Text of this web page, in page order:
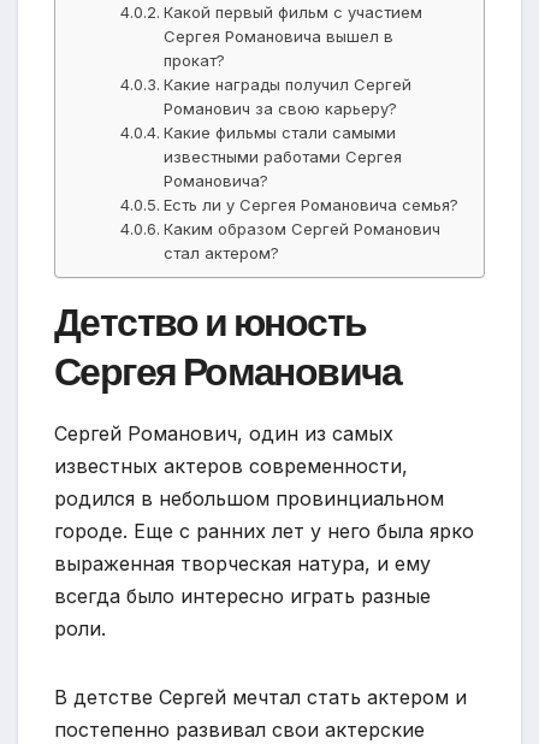
Какой первый фильм с участием
Сергея Романовича вышел в
прокат?
Какие награды получил Сергей
Романович за свою карьеру?
Какие фильмы стали самыми
известными работами Сергея
Романовича?
Есть ли у Сергея Романовича семья?
Каким образом Сергей Романович
стал актером?
Детство и юность
Сергея Романовича
Сергей Романович, один из самых
известных актеров современности,
родился в небольшом провинциальном
городе. Еще с ранних лет у него была ярко
выраженная творческая натура, и ему
всегда было интересно играть разные
роли.
В детстве Сергей мечтал стать актером и
постепенно развивал свои актерские